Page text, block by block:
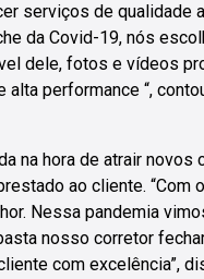
serviços de qualidade
da Covid-19, nós
dele, fotos e vídeos
performance “,
na hora de atrair
ao cliente. “Com o
Nessa pandemia
nosso corretor
com excelência”,